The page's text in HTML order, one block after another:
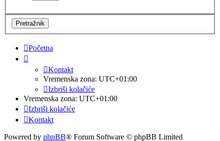
Početna
Kontakt
Vremenska zona: UTC+01:00
Izbriši kolačiće
Vremenska zona: UTC+01:00
Izbriši kolačiće
Kontakt
Powered by phpBB® Forum Software © phpBB Limited